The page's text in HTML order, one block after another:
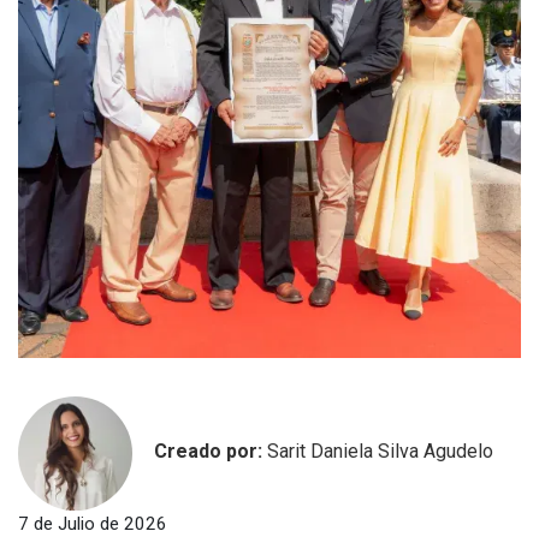
Creado por: Sarit Daniela Silva Agudelo
7 de Julio de 2026